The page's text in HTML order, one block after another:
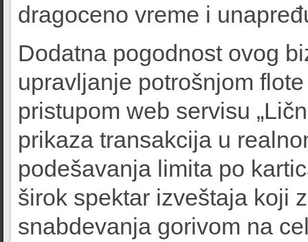
dragoceno vreme i
Dodatna pogodnost ovog
upravljanje potrošnjom
pristupom web servisu
prikaza transakcija u
podešavanja limita po
širok spektar izveštaja koji
snabdevanja gorivom na